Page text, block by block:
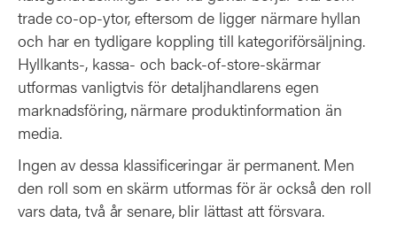
trade co-op-ytor, eftersom de ligger närmare hyllan
och har en tydligare koppling till kategoriförsäljning.
Hyllkants-, kassa- och back-of-store-skärmar
utformas vanligtvis för detaljhandlarens egen
marknadsföring, närmare produktinformation än
media.
Ingen av dessa klassificeringar är permanent. Men
den roll som en skärm utformas för är också den roll
vars data, två år senare, blir lättast att försvara.